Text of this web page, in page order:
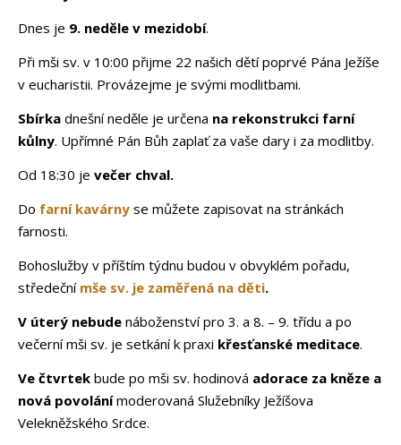
Dnes je 9. neděle v mezidobí.
Při mši sv. v 10:00 přijme 22 našich dětí poprvé Pána Ježíše
v eucharistii. Provázejme je svými modlitbami.
Sbírka dnešní neděle je určena na rekonstrukci farní
kůlny. Upřímné Pán Bůh zaplať za vaše dary i za modlitby.
Od 18:30 je večer chval.
Do farní kavárny se můžete zapisovat na stránkách
farnosti.
Bohoslužby v příštím týdnu budou v obvyklém pořadu,
středeční mše sv. je zaměřená na děti.
V úterý nebude náboženství pro 3. a 8. – 9. třídu a po
večerní mši sv. je setkání k praxi křesťanské meditace.
Ve čtvrtek bude po mši sv. hodinová adorace za kněze a
nová povolánímoderovaná Služebníky Ježíšova
Velekněžského Srdce.